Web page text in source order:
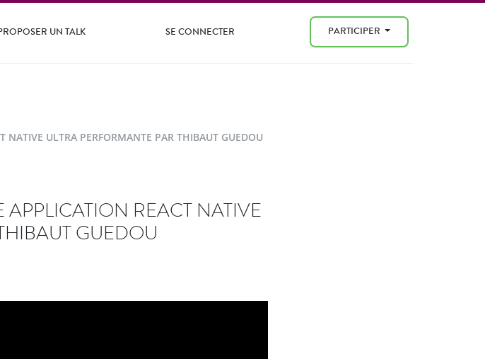
UN TALK SE CONNECTER PARTICIPER
NATIVE ULTRA PERFORMANTE PAR THIBAUT GUEDOU
REACT NATIVE
GUEDOU